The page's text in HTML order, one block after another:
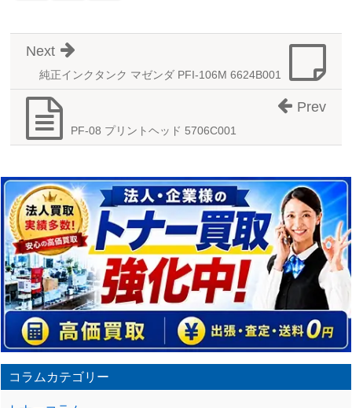
純正インクタンク マゼンダ PFI-106M 6624B001
Next
PF-08 プリントヘッド 5706C001
Prev
コラムカテゴリー